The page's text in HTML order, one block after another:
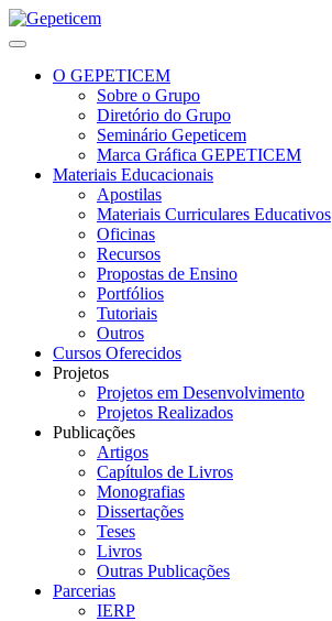
O GEPETICEM
Sobre o Grupo
Diretório do Grupo
Seminário Gepeticem
Marca Gráfica GEPETICEM
Materiais Educacionais
Apostilas
Materiais Curriculares Educativos
Oficinas
Recursos
Propostas de Ensino
Portfólios
Tutoriais
Outros
Cursos Oferecidos
Projetos
Projetos em Desenvolvimento
Projetos Realizados
Publicações
Artigos
Capítulos de Livros
Monografias
Dissertações
Teses
Livros
Outras Publicações
Parcerias
IERP